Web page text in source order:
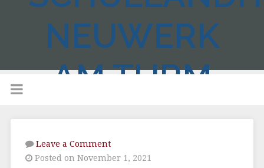
NEUWERK
AM TURM
Leave a Comment
Posted on November 1, 2021